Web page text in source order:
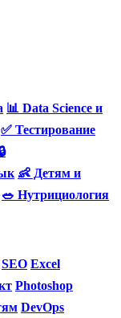
📊 Data Science и
✅ Тестирование
👶 Детям и
🥗 Нутрициология
SEO Excel
Photoshop
DevOps